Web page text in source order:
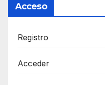
Acceso
Registro
Acceder